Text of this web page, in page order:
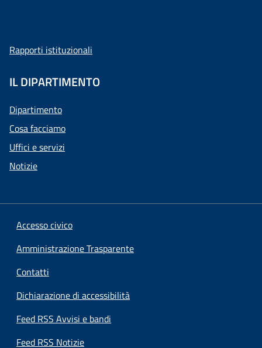
Rapporti istituzionali
IL DIPARTIMENTO
Dipartimento
Cosa facciamo
Uffici e servizi
Notizie
Accesso civico
Amministrazione Trasparente
Contatti
Dichiarazione di accessibilità
Feed RSS Avvisi e bandi
Feed RSS Notizie